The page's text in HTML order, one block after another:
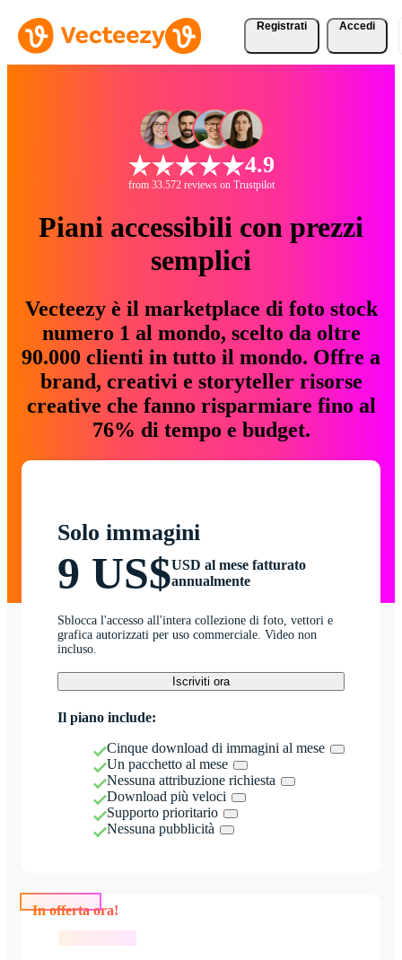
Registrati Accedi
4.9
from 33.572 reviews on Trustpilot
Piani accessibili con prezzi
semplici
Vecteezy è il marketplace di foto stock
numero 1 al mondo, scelto da oltre
90.000 clienti in tutto il mondo. Offre a
brand, creativi e storyteller risorse
creative che fanno risparmiare fino al
76% di tempo e budget.
Solo immagini
9 US$USD al mese fatturato
annualmente
Sblocca l'accesso all'intera collezione di foto, vettori e
grafica autorizzati per uso commerciale. Video non
incluso.
Iscriviti ora
Il piano include:
Cinque download di immagini al mese
Un pacchetto al mese
Nessuna attribuzione richiesta
Download più veloci
Supporto prioritario
Nessuna pubblicità